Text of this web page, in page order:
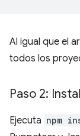
Al igual que el
todos los
Paso 2:
Ejecuta npm